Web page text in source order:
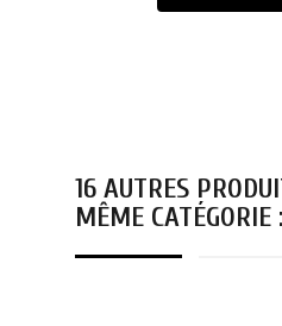
16 AUTRES
MÊME CATÉGORIE :